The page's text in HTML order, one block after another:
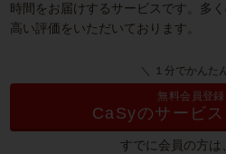
時間をお届けするサービスです。多
高い評価をいただいております。
＼ １分でかんた
無料会員登録
CaSyのサービ
すでに会員の方は、